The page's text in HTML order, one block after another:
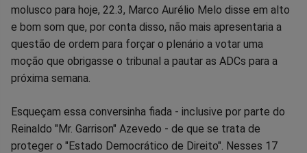
molusco para hoje, 22.3, Marco Aurélio Melo disse em alto
e bom som que, por conta disso, não mais apresentaria a
questão de ordem para forçar o plenário a votar uma
moção que obrigasse o tribunal a pautar as ADCs para a
próxima semana.
Esqueçam essa conversinha fiada - inclusive por parte do
Reinaldo "Mr. Garrison" Azevedo - de que se trata de
proteger o "Estado Democrático de Direito". Nesses 17